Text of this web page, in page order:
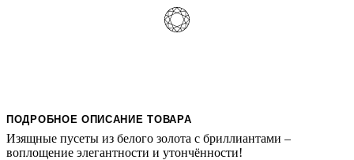
ПОДРОБНОЕ ОПИСАНИЕ ТОВАРА
Изящные пусеты из белого золота с бриллиантами –
воплощение элегантности и утончённости!